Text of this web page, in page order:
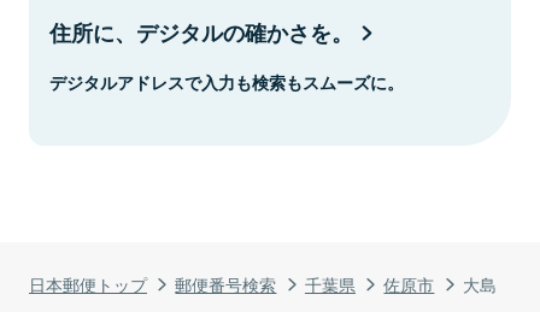
日本郵便トップ 郵便番号検索 千葉県 佐原市 大島
住所に、デジタルの確かさを。
デジタルアドレスで入力も検索もスムーズに。